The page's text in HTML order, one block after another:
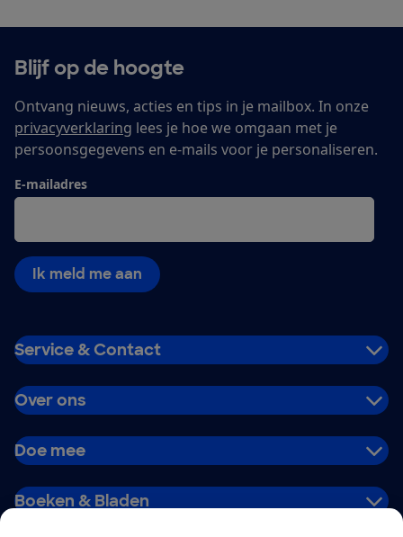
Blijf op de hoogte
Ontvang nieuws, acties en tips in je mailbox. In onze
privacyverklaring lees je hoe we omgaan met je
persoonsgegevens en e-mails voor je personaliseren.
E-mailadres
Ik meld me aan
Service & Contact
Over ons
Doe mee
Boeken & Bladen